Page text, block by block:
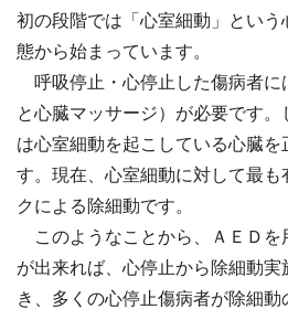
初の段階では「心室細動」とい
態から始まっています。
呼吸停止・心停止した傷病者に
と心臓マッサージ）が必要です
は心室細動を起こしている心臓
す。現在、心室細動に対して最も
クによる除細動です。
このようなことから、ＡＥＤを
が出来れば、心停止から除細動
き、多くの心停止傷病者が除細動